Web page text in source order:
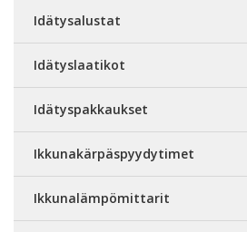
Idätysalustat
Idätyslaatikot
Idätyspakkaukset
Ikkunakärpäspyydytimet
Ikkunalämpömittarit